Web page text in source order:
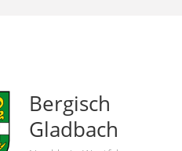
Bergisch
Gladbach